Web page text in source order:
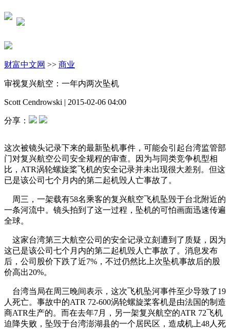
财富中文网 >> 商业
审视复兴航空：一年内两次坠机
Scott Cendrowski | 2015-02-06 04:00
分享：
这次被镜头记录下来的最新坠机事件，可能会引起台湾监管部
门对复兴航空公司安全规程的审查。因为与同类竞争机型相
比，ATR涡轮螺旋桨飞机的安全记录并未出现很大差别。但这
已是该公司七个月内的第二起机毁人亡事故了。
周三，一架载有58名乘客的复兴航空飞机坠毁于台北附近的
一条河流中。镜头拍到了这一过程，坠机的可怕画面迅速传遍
全球。
这家台湾第三大航空公司的安全记录立刻遭到了质疑，因为
这已是该公司七个月内的第二起机毁人亡事故了。消息发布
后，公司股价下跌了近7%，不过仍然比上次坠机事故后的股
价高出20%。
台湾当局在周三晚间表示，这次飞机坠河事件至少导致了19
人死亡。事故中的ATR 72-600涡轮螺旋桨客机是由法国的制造
商ATR生产的。而在去年7月，另一架复兴航空的ATR 72飞机
迫降失败，坠毁于台湾澎湖县的一个居民区，造成机上48人死